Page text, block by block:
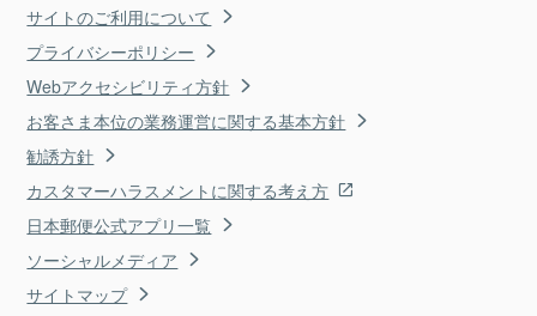
サイトのご利用について
プライバシーポリシー
Webアクセシビリティ方針
お客さま本位の業務運営に関する基本方針
勧誘方針
カスタマーハラスメントに関する考え方
日本郵便公式アプリ一覧
ソーシャルメディア
サイトマップ